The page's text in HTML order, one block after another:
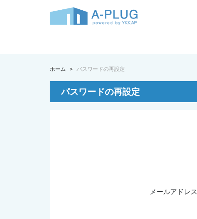
ホーム パスワードの再設定
パスワードの再設定
メールアドレス